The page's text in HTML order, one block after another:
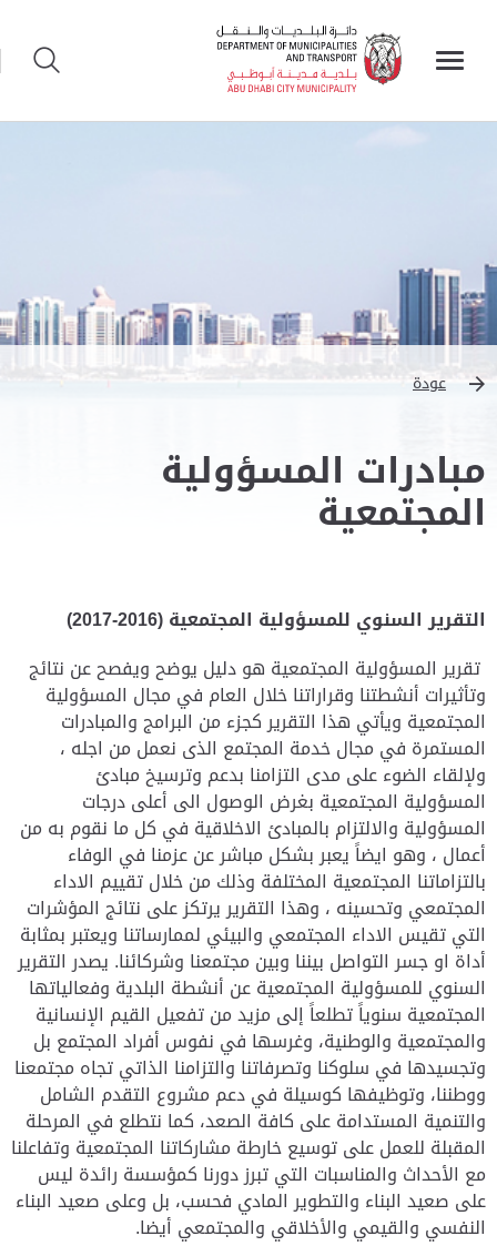
عودة
مبادرات المسؤولية
المجتمعية
التقرير السنوي للمسؤولية المجتمعية (2016-2017)
تقرير المسؤولية المجتمعية هو دليل يوضح ويفصح عن نتائج
وتأثيرات أنشطتنا وقراراتنا خلال العام في مجال المسؤولية
المجتمعية ويأتي هذا التقرير كجزء من البرامج والمبادرات
المستمرة في مجال خدمة المجتمع الذى نعمل من اجله ،
ولإلقاء الضوء على مدى التزامنا بدعم وترسيخ مبادئ
المسؤولية المجتمعية بغرض الوصول الى أعلى درجات
المسؤولية والالتزام بالمبادئ الاخلاقية في كل ما نقوم به من
أعمال ، وهو ايضاً يعبر بشكل مباشر عن عزمنا في الوفاء
بالتزاماتنا المجتمعية المختلفة وذلك من خلال تقييم الاداء
المجتمعي وتحسينه ، وهذا التقرير يرتكز على نتائج المؤشرات
التي تقيس الاداء المجتمعي والبيئي لممارساتنا ويعتبر بمثابة
أداة او جسر التواصل بيننا وبين مجتمعنا وشركائنا. يصدر التقرير
السنوي للمسؤولية المجتمعية عن أنشطة البلدية وفعالياتها
المجتمعية سنوياً تطلعاً إلى مزيد من تفعيل القيم الإنسانية
والمجتمعية والوطنية، وغرسها في نفوس أفراد المجتمع بل
وتجسيدها في سلوكنا وتصرفاتنا والتزامنا الذاتي تجاه مجتمعنا
ووطننا، وتوظيفها كوسيلة في دعم مشروع التقدم الشامل
والتنمية المستدامة على كافة الصعد، كما نتطلع في المرحلة
المقبلة للعمل على توسيع خارطة مشاركاتنا المجتمعية وتفاعلنا
مع الأحداث والمناسبات التي تبرز دورنا كمؤسسة رائدة ليس
على صعيد البناء والتطوير المادي فحسب، بل وعلى صعيد البناء
النفسي والقيمي والأخلاقي والمجتمعي أيضا.